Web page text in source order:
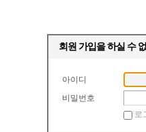
회원 가입을 하실 수
아이디
비밀번호
로